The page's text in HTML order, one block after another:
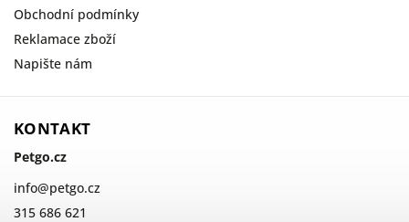
Obchodní podmínky
Reklamace zboží
Napište nám
KONTAKT
Petgo.cz
info@petgo.cz
315 686 621